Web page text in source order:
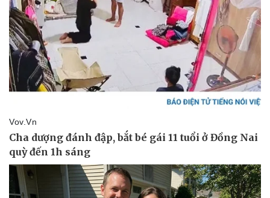
Doanh nghiệp
Thông tin doanh nghiệp
Vì cộng đồng
Công nghệ
Sành điệu
Tin Công nghệ